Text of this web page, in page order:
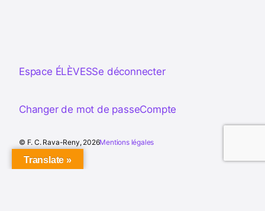
Espace ÉLÈVESSe déconnecter
Changer de mot de passeCompte
© F. C. Rava-Reny, 2026Mentions légales
Translate »